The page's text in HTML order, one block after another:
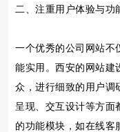
二、注重用户体验与功
一个优秀的公司网站不
能实用。西安的网站建
众，进行细致的用户调
呈现、交互设计等方面
的功能模块，如在线客